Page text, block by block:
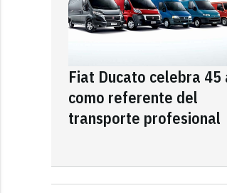
Fiat Ducato celebra 45
como referente del
transporte profesional